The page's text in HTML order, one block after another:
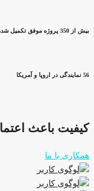
بیش از 350 پروژه موفق تکمیل شده
56 نمایندگی در اروپا و آمریکا
کیفیت باعث
همکاری با ما